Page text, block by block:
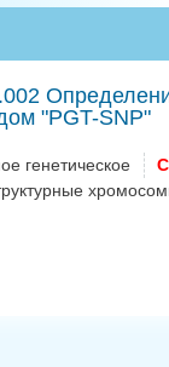
"PGT-SNP"
генетическое